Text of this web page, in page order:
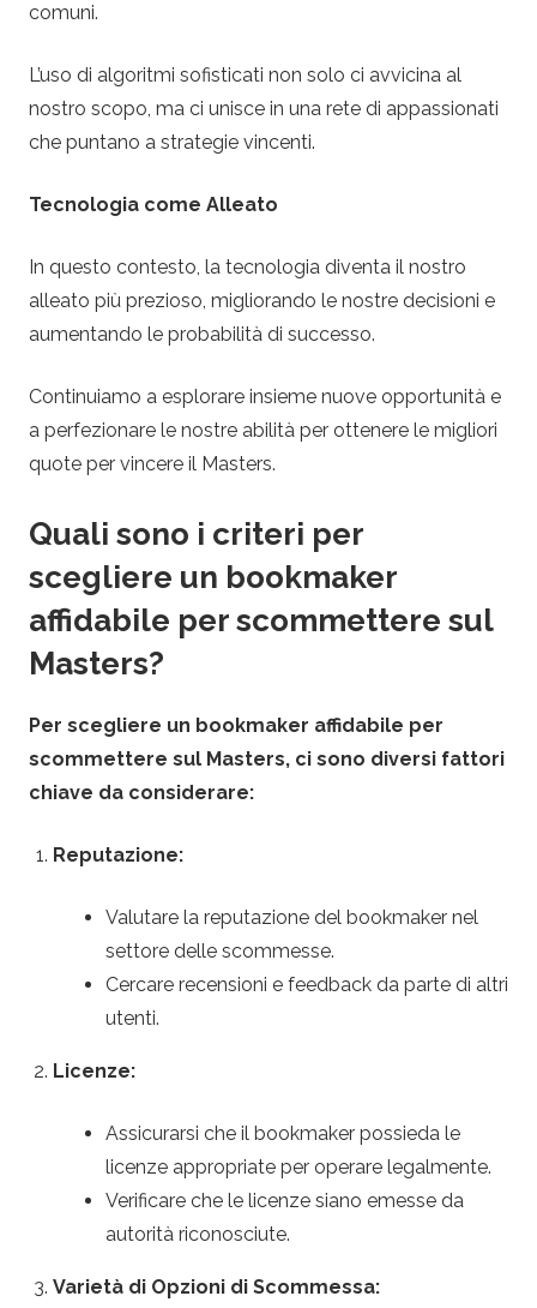
comuni.
L’uso di algoritmi sofisticati non solo ci avvicina al
nostro scopo, ma ci unisce in una rete di appassionati
che puntano a strategie vincenti.
Tecnologia come Alleato
In questo contesto, la tecnologia diventa il nostro
alleato più prezioso, migliorando le nostre decisioni e
aumentando le probabilità di successo.
Continuiamo a esplorare insieme nuove opportunità e
a perfezionare le nostre abilità per ottenere le migliori
quote per vincere il Masters.
Quali sono i criteri per
scegliere un bookmaker
affidabile per scommettere sul
Masters?
Per scegliere un bookmaker affidabile per
scommettere sul Masters, ci sono diversi fattori
chiave da considerare:
Reputazione:
Valutare la reputazione del bookmaker nel
settore delle scommesse.
Cercare recensioni e feedback da parte di altri
utenti.
Licenze:
Assicurarsi che il bookmaker possieda le
licenze appropriate per operare legalmente.
Verificare che le licenze siano emesse da
autorità riconosciute.
Varietà di Opzioni di Scommessa: